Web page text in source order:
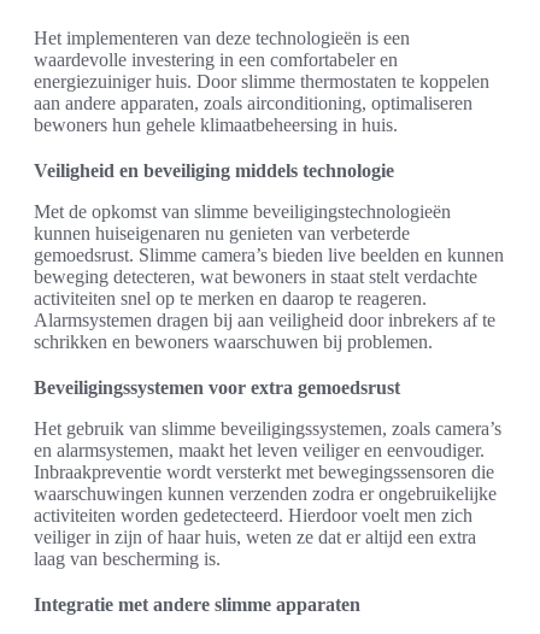
Het implementeren van deze technologieën is een
waardevolle investering in een comfortabeler en
energiezuiniger huis. Door slimme thermostaten te koppelen
aan andere apparaten, zoals airconditioning, optimaliseren
bewoners hun gehele klimaatbeheersing in huis.
Veiligheid en beveiliging middels technologie
Met de opkomst van slimme beveiligingstechnologieën
kunnen huiseigenaren nu genieten van verbeterde
gemoedsrust. Slimme camera’s bieden live beelden en kunnen
beweging detecteren, wat bewoners in staat stelt verdachte
activiteiten snel op te merken en daarop te reageren.
Alarmsystemen dragen bij aan veiligheid door inbrekers af te
schrikken en bewoners waarschuwen bij problemen.
Beveiligingssystemen voor extra gemoedsrust
Het gebruik van slimme beveiligingssystemen, zoals camera’s
en alarmsystemen, maakt het leven veiliger en eenvoudiger.
Inbraakpreventie wordt versterkt met bewegingssensoren die
waarschuwingen kunnen verzenden zodra er ongebruikelijke
activiteiten worden gedetecteerd. Hierdoor voelt men zich
veiliger in zijn of haar huis, weten ze dat er altijd een extra
laag van bescherming is.
Integratie met andere slimme apparaten